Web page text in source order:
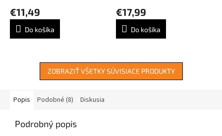
€11,49
Do košíka
€17,99
Do košíka
ZOBRAZIŤ VŠETKY SÚVISIACE PRODUKTY
Popis Podobné (8) Diskusia
Podrobný popis